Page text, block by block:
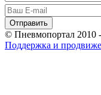
© Пневмопортал 2010
Поддержка и